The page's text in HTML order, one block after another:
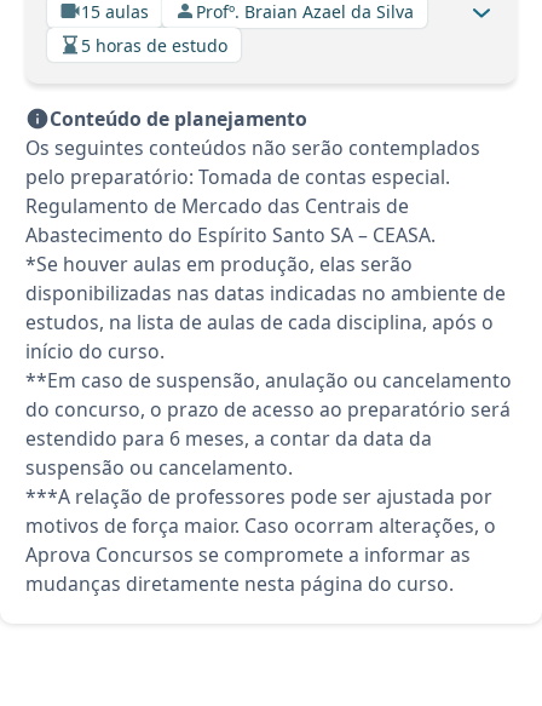
15 aulas
Profº. Braian Azael da Silva
5 horas de estudo
Conteúdo de planejamento
Os seguintes conteúdos não serão contemplados
pelo preparatório: Tomada de contas especial.
Regulamento de Mercado das Centrais de
Abastecimento do Espírito Santo SA – CEASA.
*Se houver aulas em produção, elas serão
disponibilizadas nas datas indicadas no ambiente de
estudos, na lista de aulas de cada disciplina, após o
início do curso.
**Em caso de suspensão, anulação ou cancelamento
do concurso, o prazo de acesso ao preparatório será
estendido para 6 meses, a contar da data da
suspensão ou cancelamento.
***A relação de professores pode ser ajustada por
motivos de força maior. Caso ocorram alterações, o
Aprova Concursos se compromete a informar as
mudanças diretamente nesta página do curso.